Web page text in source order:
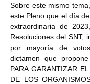
Sobre este mismo
este Pleno que el día
extraordinaria de
Resoluciones del SNT,
por mayoría de
dictamen que
PARA GARANTIZAR
DE LOS